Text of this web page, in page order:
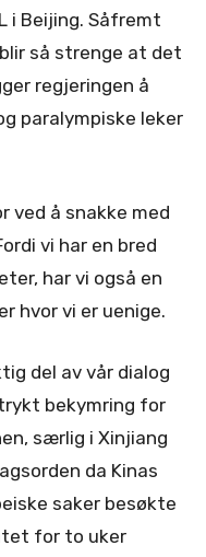
i Beijing. Såfremt
så strenge at det
regjeringen å
paralympiske leker
ved å snakke med
vi har en bred
har vi også en
hvor vi er uenige.
del av vår dialog
bekymring for
særlig i Xinjiang
da Kinas
saker besøkte
for to uker